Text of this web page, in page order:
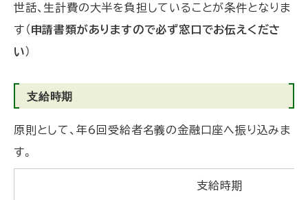
世話、生計費の大半を負担していることが条件となりま
す（ 申請書類がありますので必ず窓口でお伝えくださ
い ）
支給時期
原則として、年6回受給者名義の金融口座へ振り込みま
す。
支給時期